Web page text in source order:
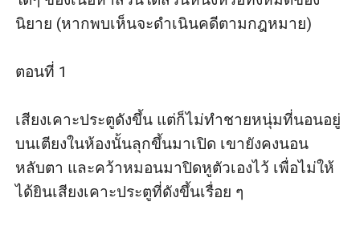
“ก็ได้...ฉันตกลง รับข้อเสนอทุกอย่างของนาย”
ไม่เบี้ยวผม” พูดเชิงบังคับด้วยรู้ตัวว่าขณะนี้ตนกําลังถือไพ่
สามารถ ก่อนจะหมุนตัวมาเผชิญหน้ากับนิวัชและค่อย ๆ
เขย่งปลายเท้าขึ้น พร้อมกับใช้จมูกชนแก้มชายหนุ่มอย่าง
รวดเร็ว แต่หญิงสาวไม่สามารถผละตัวไปไหนได้ เมื่อนิวัช
รีบรวบร่างบางมาอยู่ในอ้อมกอดทันที และรีบปิดปาก
นิยาย (หากพบเห็นจะดำเนินคดีตามกฎหมาย)
ตอนที่ 1
เสียงเคาะประตูดังขึ้น แต่ก็ไม่ทําชายหนุ่มที่นอนอยู่
บนเตียงในห้องนั้นลุกขึ้นมาเปิด เขายังคงนอน
หลับตา และคว้าหมอนมาปิดหูตัวเองไว้ เพื่อไม่ให้
ได้ยินเสียงเคาะประตูที่ดังขึ้นเรื่อย ๆ